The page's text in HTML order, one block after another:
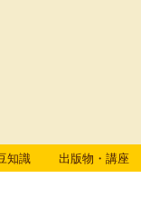
知識 出版物・講座